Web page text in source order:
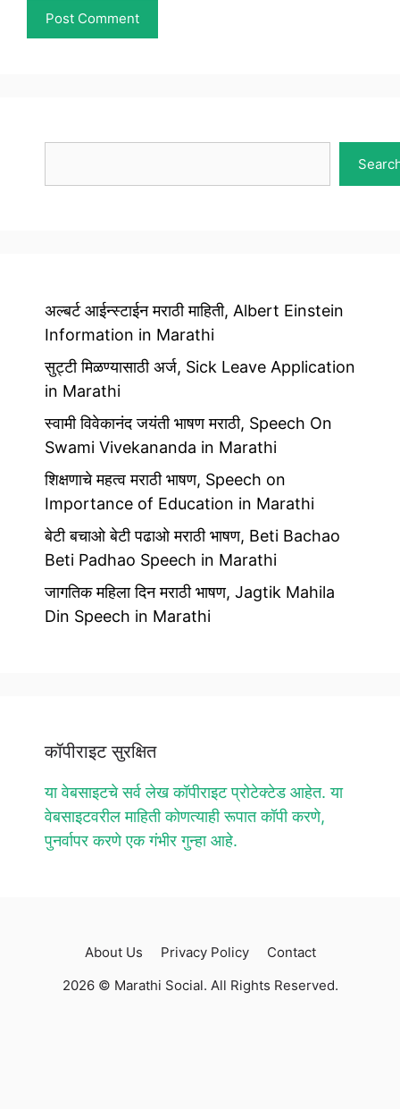
अ‍ल्बर्ट आईन्स्टाईन मराठी माहिती, Albert Einstein
Information in Marathi
सुट्टी मिळण्यासाठी अर्ज, Sick Leave Application
in Marathi
स्वामी विवेकानंद जयंती भाषण मराठी, Speech On
Swami Vivekananda in Marathi
शिक्षणाचे महत्व मराठी भाषण, Speech on
Importance of Education in Marathi
बेटी बचाओ बेटी पढाओ मराठी भाषण, Beti Bachao
Beti Padhao Speech in Marathi
जागतिक महिला दिन मराठी भाषण, Jagtik Mahila
Din Speech in Marathi
कॉपीराइट सुरक्षित
या वेबसाइटचे सर्व लेख कॉपीराइट प्रोटेक्टेड आहेत. या
वेबसाइटवरील माहिती कोणत्याही रूपात कॉपी करणे,
पुनर्वापर करणे एक गंभीर गुन्हा आहे.
About Us Privacy Policy
Contact
2026 © Marathi Social. All Rights Reserved.